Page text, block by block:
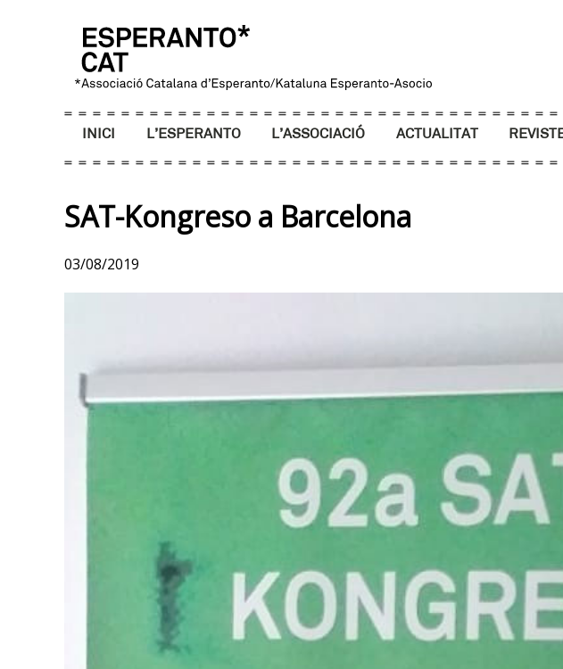
INICI L’ESPERANTO L’ASSOCIACIÓ ACTUALITAT
SAT-Kongreso a Barcelona
03/08/2019